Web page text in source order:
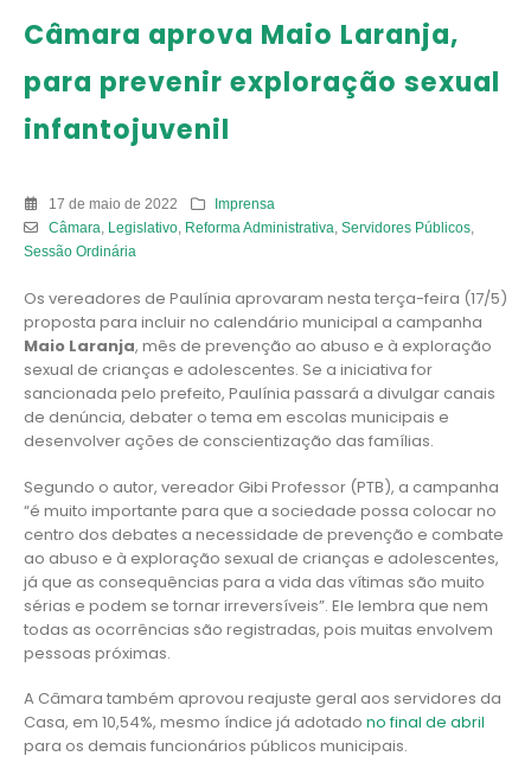
Câmara aprova Maio Laranja,
para prevenir exploração sexual
infantojuvenil
17 de maio de 2022
Imprensa
Câmara
Legislativo, Reforma Administrativa Servidores Públicos,
Sessão Ordinária
Os vereadores de Paulínia aprovaram nesta terça-feira (17/5)
proposta para incluir no calendário municipal a campanha
Maio Laranja, mês de prevenção ao abuso e à exploração
sexual de crianças e adolescentes. Se a iniciativa for
sancionada pelo prefeito, Paulínia passará a divulgar canais
de denúncia, debater o tema em escolas municipais e
desenvolver ações de conscientização das famílias.
Segundo o autor, vereador Gibi Professor (PTB), a campanha
“é muito importante para que a sociedade possa colocar no
centro dos debates a necessidade de prevenção e combate
ao abuso e à exploração sexual de crianças e adolescentes,
já que as consequências para a vida das vítimas são muito
sérias e podem se tornar irreversíveis”. Ele lembra que nem
todas as ocorrências são registradas, pois muitas envolvem
pessoas próximas.
A Câmara também aprovou reajuste geral aos servidores da
Casa, em 10,54%, mesmo índice já adotado no final de abril
para os demais funcionários públicos municipais.